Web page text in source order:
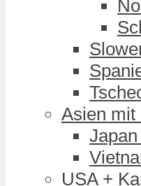
Asien mit
USA +